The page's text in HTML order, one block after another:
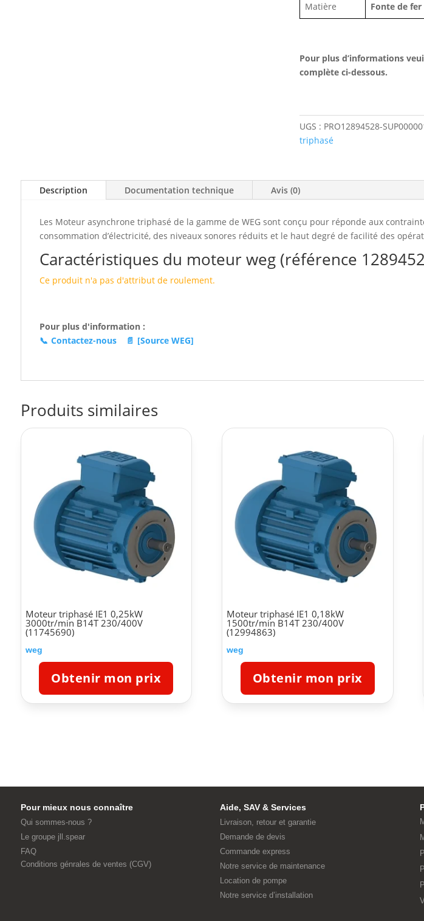
Matière Fonte de fer
Pour plus d’informations
complète ci-dessous.
UGS : PRO12894528-
triphasé
Description Documentation technique Avis (0)
Les Moteur asynchrone triphasé de la gamme de WEG sont conçu pour réponde aux
consommation d’électricité, des niveaux sonores réduits et le haut degré de facilité des
Caractéristiques du moteur weg (référence
Ce produit n'a pas d'attribut de roulement.
Pour plus d'information :
📞 Contactez-nous 📄 [Source WEG]
Produits similaires
Moteur triphasé IE1 0,25kW
3000tr/min B14T 230/400V
(11745690)
weg
Obtenir mon prix
Moteur triphasé IE1 0,18kW
1500tr/min B14T 230/400V
(12994863)
weg
Obtenir mon prix
Pour mieux nous connaître
Qui sommes-nous ?
Le groupe jll.spear
FAQ
Conditions génrales de ventes (CGV)
Aide, SAV & Services
Livraison, retour et garantie
Demande de devis
Commande express
Notre service de maintenance
Location de pompe
Notre service d’installation